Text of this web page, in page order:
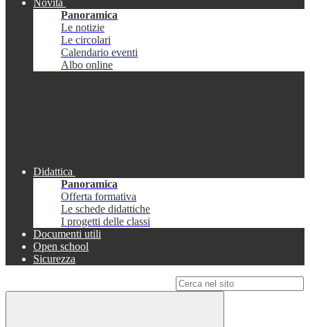
Novità
Panoramica
Le notizie
Le circolari
Calendario eventi
Albo online
Didattica
Panoramica
Offerta formativa
Le schede didattiche
I progetti delle classi
Documenti utili
Open school
Sicurezza